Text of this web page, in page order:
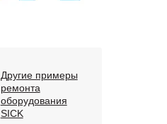
Другие примеры
ремонта
оборудования
SICK